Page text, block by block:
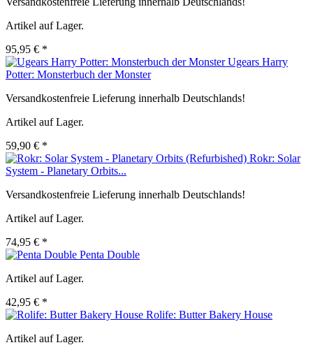
Artikel auf Lager.
95,95 € *
Ugears Harry
Potter: Monsterbuch der Monster
Versandkostenfreie Lieferung innerhalb Deutschlands!
Artikel auf Lager.
59,90 € *
Rokr: Solar
System - Planetary Orbits...
Versandkostenfreie Lieferung innerhalb Deutschlands!
Artikel auf Lager.
74,95 € *
Penta Double
Artikel auf Lager.
42,95 € *
Rolife: Butter Bakery House
Artikel auf Lager.